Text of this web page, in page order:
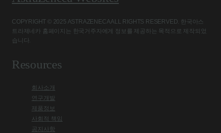
COPYRIGHT © 2025 ASTRAZENECA ALL RIGHTS RESERVED. 한국아스
트라제네카 홈페이지는 한국거주자에게 정보를 제공하는 목적으로 제작되었
습니다.
Resources
회사소개
연구개발
제품정보
사회적 책임
공지사항